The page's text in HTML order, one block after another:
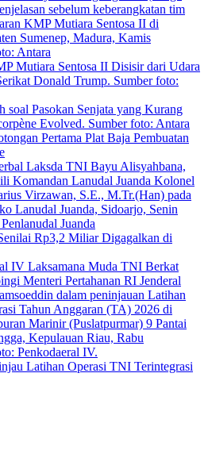
Mutiara Sentosa II Disisir dari Udara
soal Pasokan Senjata yang Kurang
Pertama Plat Baja Pembuatan
Rp3,2 Miliar Digagalkan di
Latihan Operasi TNI Terintegrasi